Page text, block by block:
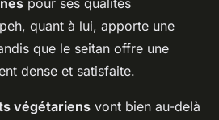
pour ses qualités
quant à lui, apporte une
que le seitan offre une
dense et satisfaite.
végétariens vont bien au-delà